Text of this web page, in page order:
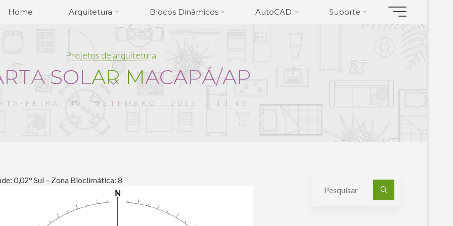
Home Arquitetura Blocos Dinâmicos AutoCAD Suporte
Projetos de arquitetura
RTA SOLAR MACAPÁ/AP
FEIRA, 30 . SETEMBRO . 2015 :: 13:43
0,02° Sul – Zona Bioclimática: 8